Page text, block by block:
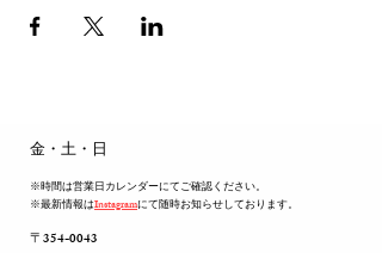
​金・土・日
※時間は営業日カレンダーにてご確認ください。
※最新情報はInstagramにて随時お知らせしております。
〒354-0043